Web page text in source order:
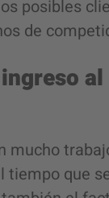
posibles
de
mucho
que